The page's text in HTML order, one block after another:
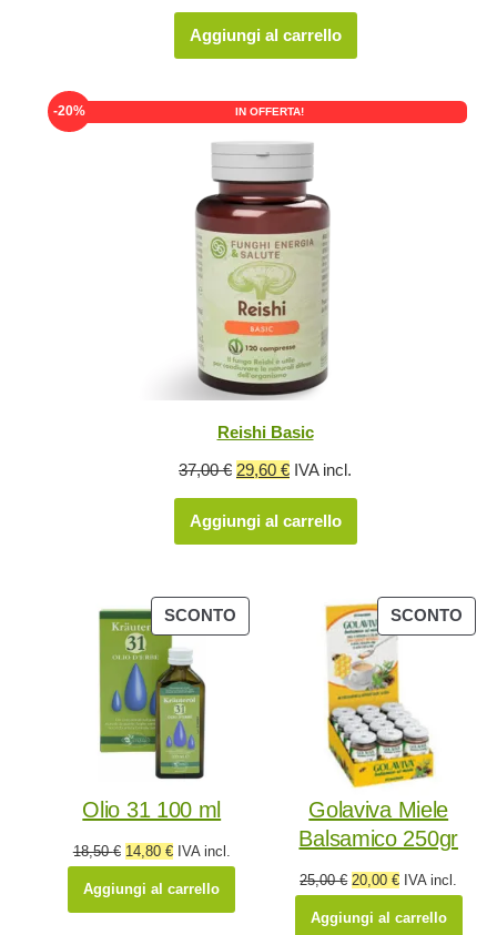
prezzo
originale
49,00 €.
prezzo
attuale
39,20 €.
Aggiungi al carrello
IN OFFERTA!
-20%
Reishi Basic
37,00€ Il
prezzo
originale
29,60 €Il
prezzo
attuale
IVA incl.
Aggiungi al carrello
SCONTOPRODOTTO
Olio 31 100 ml
18,50€ Il
prezzo
14,80 €Il
prezzo
IVA incl.
Aggiungi al carrello
SCONTO
Golaviva Miele
Balsamico 250gr
25,00€ Il
prezzo
20,00€Il
prezzo
IVA incl.
Aggiungi al carrello